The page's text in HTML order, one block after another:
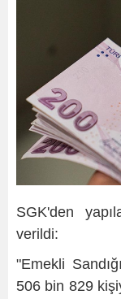
SGK'den
verildi:
"Emekli
506 bin 829